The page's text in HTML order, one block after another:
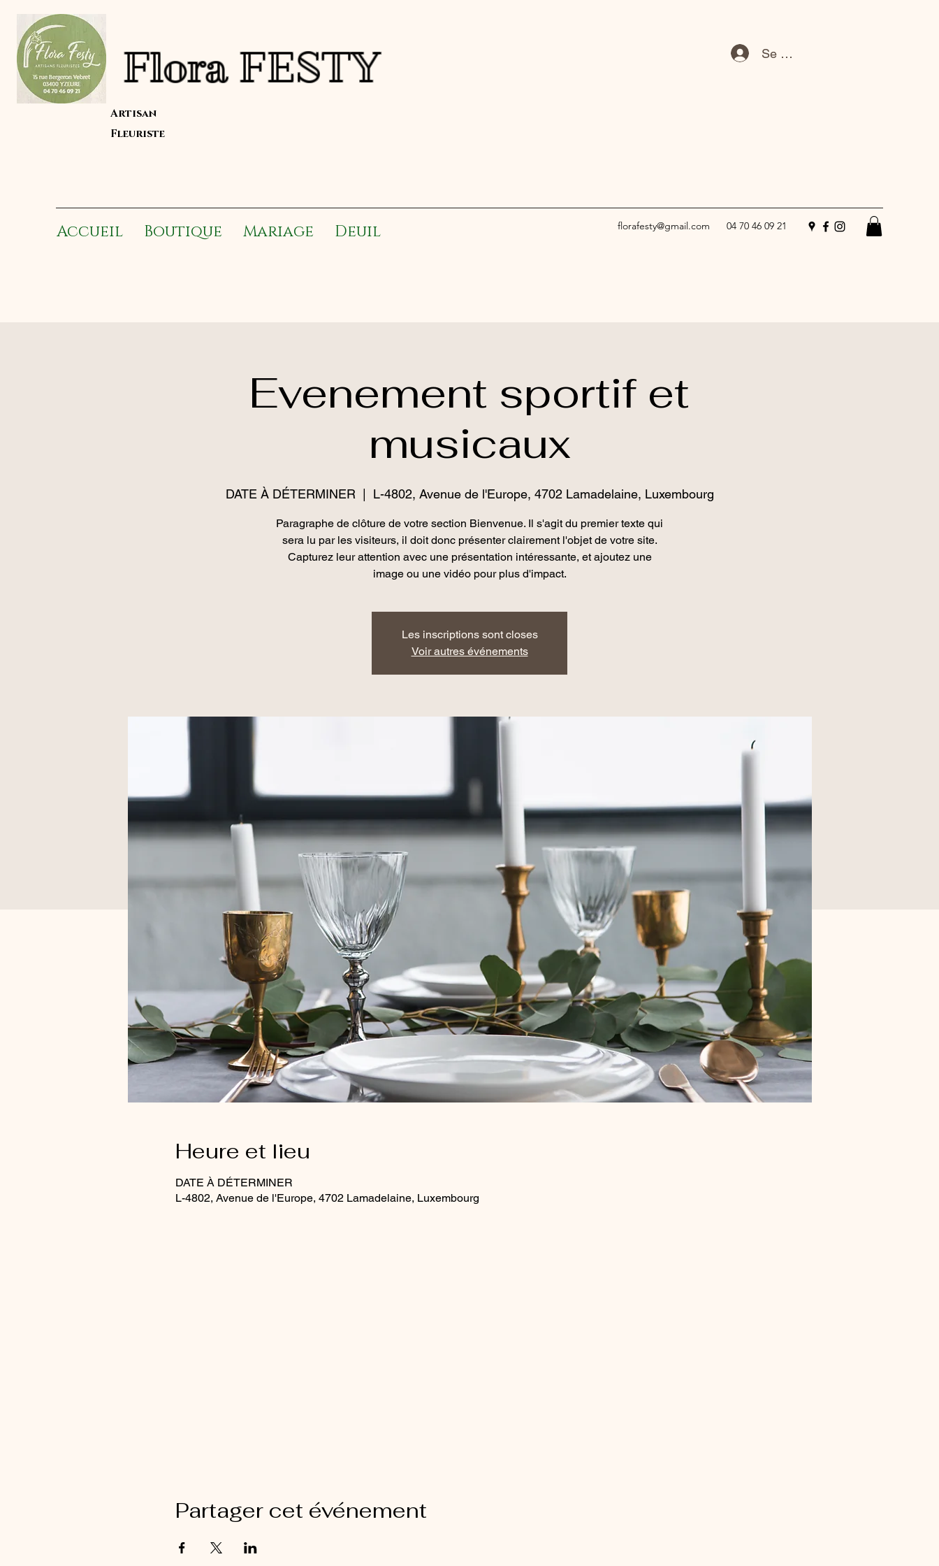
Flora FESTY
Artisan
Fleuriste
Se connecter
Accueil Boutique Mariage Deuil florafesty@gmail.com 04 70 46 09 21
Evenement sportif et
musicaux
DATE À DÉTERMINER L-4802, Avenue de l'Europe, 4702 Lamadelaine, Luxembourg
Paragraphe de clôture de votre section Bienvenue. Il s'agit du premier texte qui
sera lu par les visiteurs, il doit donc présenter clairement l'objet de votre site.
Capturez leur attention avec une présentation intéressante, et ajoutez une
image ou une vidéo pour plus d'impact.
Les inscriptions sont closes
Voir autres événements
Heure et lieu
DATE À DÉTERMINER
L-4802, Avenue de l'Europe, 4702 Lamadelaine, Luxembourg
Partager cet événement